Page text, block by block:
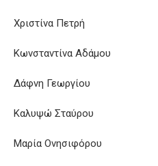
Χριστίνα Πετρή
Κωνσταντίνα Αδάμου
Δάφνη Γεωργίου
Καλυψώ Σταύρου
Μαρία Ονησιφόρου